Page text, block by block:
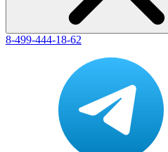
8-499-444-18-62